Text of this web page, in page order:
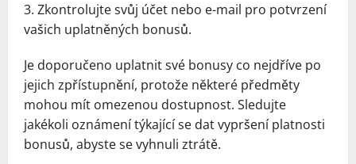
Zkontrolujte svůj účet nebo e-mail pro potvrzení
vašich uplatněných bonusů.
Je doporučeno uplatnit své bonusy co nejdříve po
jejich zpřístupnění, protože některé předměty
mohou mít omezenou dostupnost. Sledujte
jakékoli oznámení týkající se dat vypršení platnosti
bonusů, abyste se vyhnuli ztrátě.